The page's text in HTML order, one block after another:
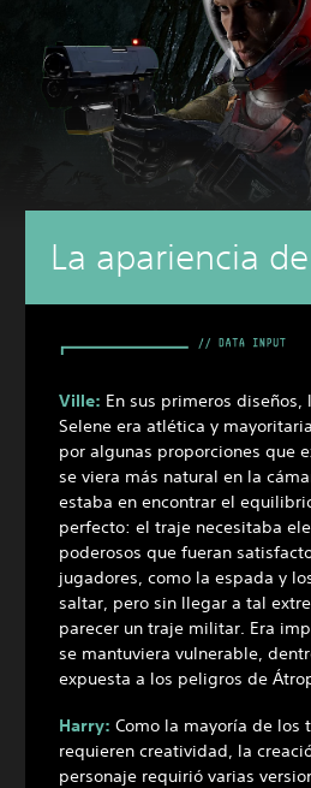
La apariencia
Ville: En sus primeros diseños,
Selene era atlética y
por algunas proporciones que
se viera más natural en la
estaba en encontrar el
perfecto: el traje necesitaba
poderosos que fueran
jugadores, como la espada y
saltar, pero sin llegar a tal
parecer un traje militar. Era
se mantuviera vulnerable,
expuesta a los peligros de
Harry: Como la mayoría de los
requieren creatividad, la
personaje requirió varias